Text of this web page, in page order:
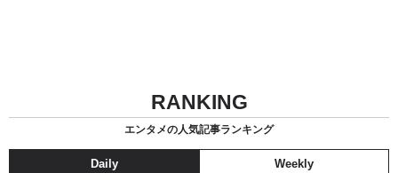
RANKING
エンタメの人気記事ランキング
Daily Weekly